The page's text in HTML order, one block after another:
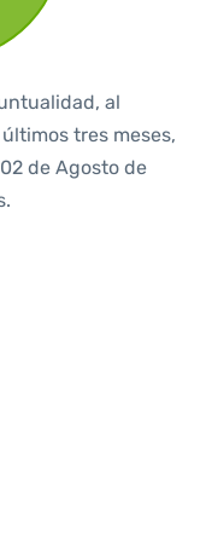
al
tres meses,
de Agosto de